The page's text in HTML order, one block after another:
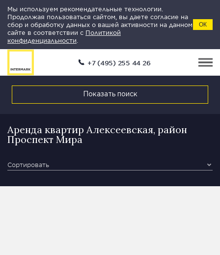
Мы используем рекомендательные технологии.
Продолжая пользоваться сайтом, вы даете согласие на
сбор и обработку данных о вашей активности на данном
сайте в соответствии с Политикой
конфиденциальности
ОК
+7 (495) 255 44 26
Показать поиск
Аренда квартир Алексеевская, район
Проспект Мира
Сортировать